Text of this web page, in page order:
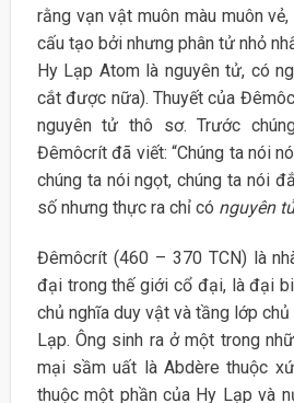
rằng vạn vật muôn màu muôn
cấu tạo bởi nhưng phân tử nhỏ
Hy Lạp Atom là nguyên tử, có
cắt được nữa). Thuyết của
nguyên tử thô sơ. Trước
Đêmôcrít đã viết: “Chúng ta nói
chúng ta nói ngọt, chúng ta nói
số nhưng thực ra chỉ có nguyên
Đêmôcrít (460 – 370 TCN) là
đại trong thế giới cổ đại, là đại
chủ nghĩa duy vật và tầng lớp
Lạp. Ông sinh ra ở một trong
mại sầm uất là Abdère thuộc
thuộc một phần của Hy Lạp và